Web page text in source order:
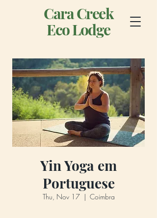
Cara Creek
Eco Lodge
Yin Yoga em
Portuguese
Thu, Nov 17
  |
Coimbra